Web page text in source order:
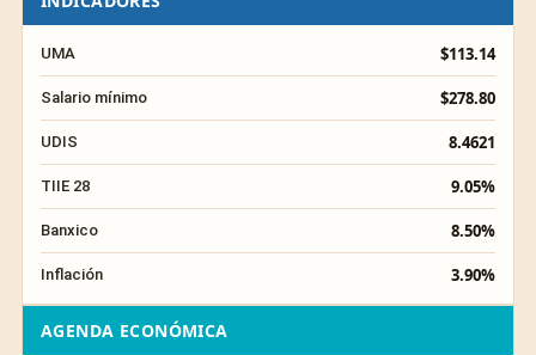
UMA $113.14
Salario mínimo $278.80
UDIS 8.4621
TIIE 28 9.05%
Banxico 8.50%
Inflación 3.90%
AGENDA ECONÓMICA